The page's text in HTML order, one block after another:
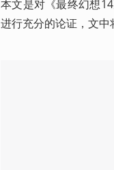
本文是对《最终幻想
进行充分的论证，文中